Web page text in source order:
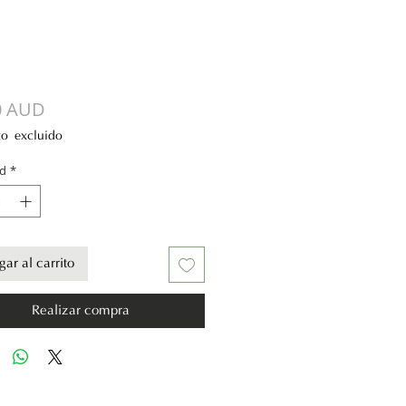
AUDPrecio
excluido
*
al carrito
Realizar compra